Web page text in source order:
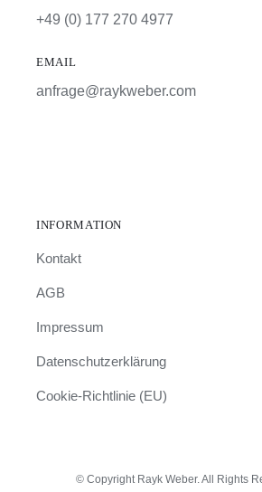
+49 (0) 177 270 4977
EMAIL
anfrage@raykweber.com
INFORMATION
Kontakt
AGB
Impressum
Datenschutzerklärung
Cookie-Richtlinie (EU)
© Copyright Rayk Weber. All Rights